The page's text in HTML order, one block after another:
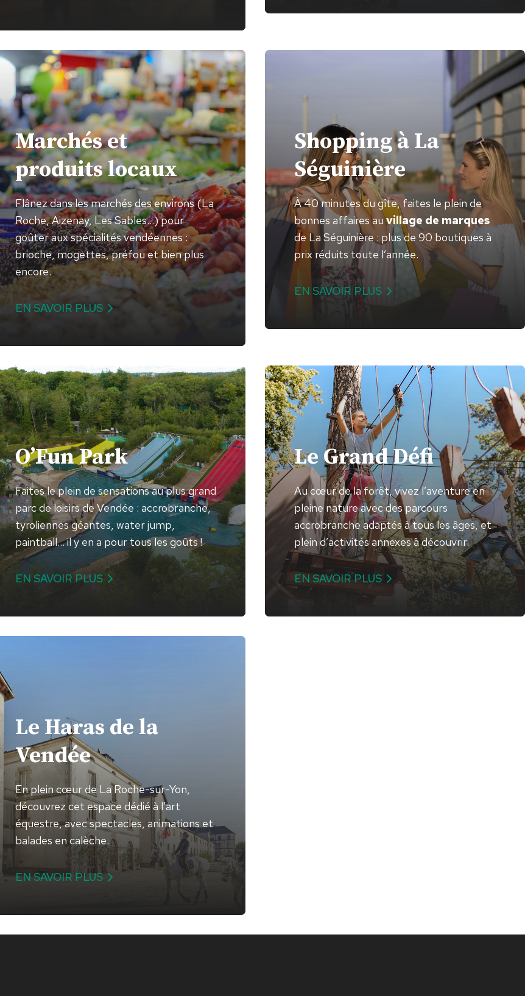
Marchés et
produits locaux
Flânez dans les marchés des environs (La
Roche, Aizenay, Les Sables…) pour
goûter aux spécialités vendéennes :
brioche, mogettes, préfou et bien plus
encore.
EN SAVOIR PLUS
Shopping à La
Séguinière
À 40 minutes du gîte, faites le plein de
bonnes affaires auvillage de marques
de La Séguinière : plus de 90 boutiques à
prix réduits toute l’année.
EN SAVOIR PLUS
O’Fun Park
Faites le plein de sensations au plus grand
parc de loisirs de Vendée : accrobranche,
tyroliennes géantes, water jump,
paintball… il y en a pour tous les goûts !
EN SAVOIR PLUS
Le Grand Défi
Au cœur de la forêt, vivez l’aventure en
pleine nature avec des parcours
accrobranche adaptés à tous les âges, et
plein d’activités annexes à découvrir.
EN SAVOIR PLUS
Le Haras de la
Vendée
En plein cœur de La Roche-sur-Yon,
découvrez cet espace dédié à l’art
équestre, avec spectacles, animations et
balades en calèche.
EN SAVOIR PLUS